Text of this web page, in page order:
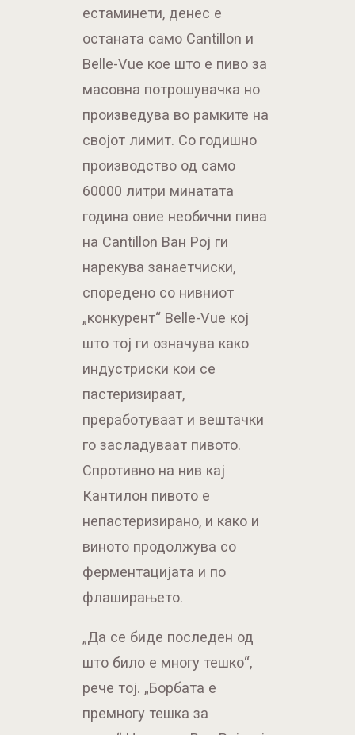
естаминети, денес е
останата само Cantillon и
Belle-Vue кое што е пиво за
масовна потрошувачка но
произведува во рамките на
својот лимит. Со годишно
производство од само
60000 литри минатата
година овие необични пива
на Cantillon Ван Рој ги
нарекува занаетчиски,
споредено со нивниот
„конкурент“ Belle-Vue кој
што тој ги означува како
индустриски кои се
пастеризираат,
преработуваат и вештачки
го засладуваат пивото.
Спротивно на нив кај
Кантилон пивото е
непастеризирано, и како и
виното продолжува со
ферментацијата и по
флаширањето.
„Да се ​​биде последен од
што било е многу тешко“,
рече тој. „Борбата е
премногу тешка за